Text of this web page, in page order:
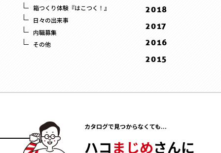
箱つくり体験『はこつく！』
日々の出来事
内職募集
その他
3 . March
2 . February
1 . January
6 . June
3 . March
2 . February
1 . January
9 . September
8 . August
5 . May
12 . December
9 . September
8 . August
3 . March
2 . February
2018
12 . December
9 . September
6 . June
2 . February
1 . January
2017
12 . December
1 . January
2016
12 . December
7 . July
5 . May
2015
8 . August
7 . July
カタログで見つからなくても...
ハコまじめさんに